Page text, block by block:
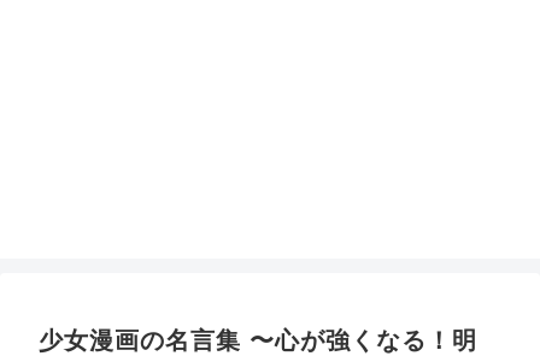
少女漫画の名言集 〜心が強くなる！明